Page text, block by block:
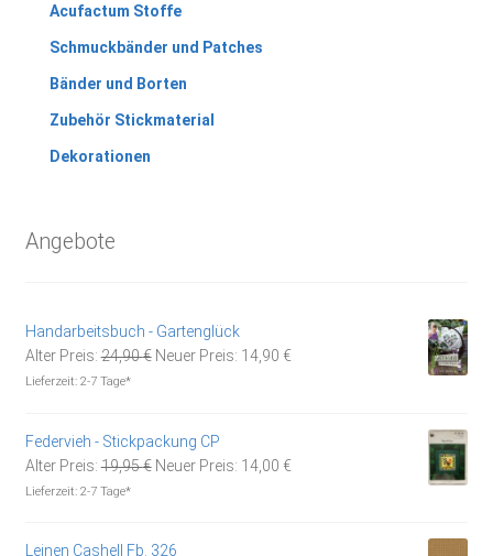
Acufactum Stoffe
Schmuckbänder und Patches
Bänder und Borten
Zubehör Stickmaterial
Dekorationen
Angebote
Handarbeitsbuch - Gartenglück
Alter Preis: 24,90€ Ursprünglicher
Neuer Preis: 14,90 €Aktueller
Lieferzeit: 2-7 Tage*
Federvieh - Stickpackung CP
Alter Preis: 19,95€ Ursprünglicher
Neuer Preis: 14,00 €Aktueller
Lieferzeit: 2-7 Tage*
Leinen Cashell Fb. 326